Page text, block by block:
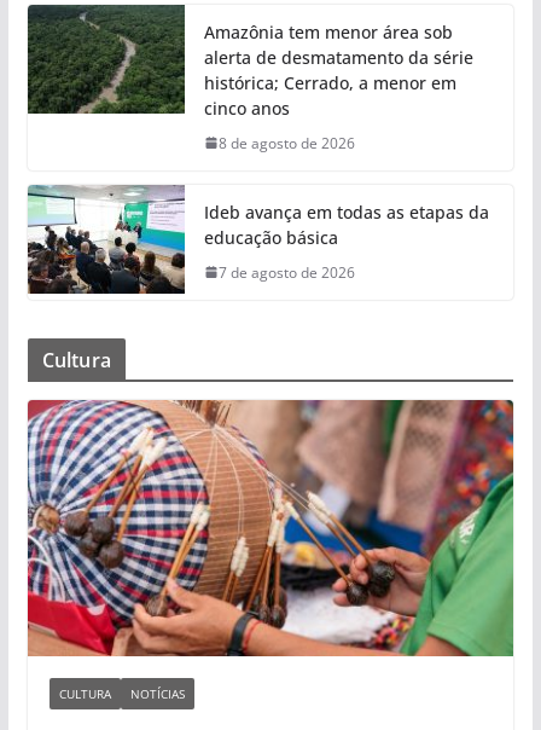
Amazônia tem menor área sob
alerta de desmatamento da série
histórica; Cerrado, a menor em
cinco anos
8 de agosto de 2026
Ideb avança em todas as etapas da
educação básica
7 de agosto de 2026
Cultura
CULTURA NOTÍCIAS